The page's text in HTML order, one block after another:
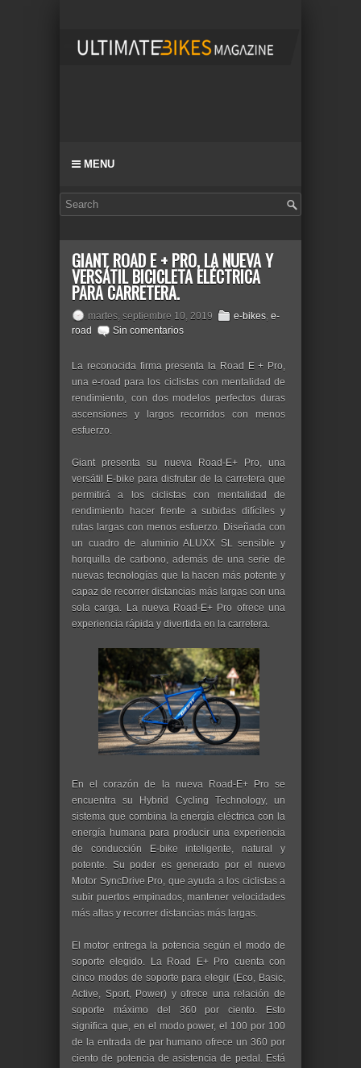
MENU
GIANT ROAD E + PRO, LA NUEVA Y
VERSÁTIL BICICLETA ELÉCTRICA
PARA CARRETERA.
martes, septiembre 10, 2019 e-bikes, e-
road
Sin comentarios
La reconocida firma presenta la Road E + Pro,
una e-road para los ciclistas con mentalidad de
rendimiento, con dos modelos perfectos duras
ascensiones y largos recorridos con menos
esfuerzo.
Giant presenta su nueva Road-E+ Pro, una
versátil E-bike para disfrutar de la carretera que
permitirá a los ciclistas con mentalidad de
rendimiento hacer frente a subidas difíciles y
rutas largas con menos esfuerzo. Diseñada con
un cuadro de aluminio ALUXX SL sensible y
horquilla de carbono, además de una serie de
nuevas tecnologías que la hacen más potente y
capaz de recorrer distancias más largas con una
sola carga. La nueva Road-E+ Pro ofrece una
experiencia rápida y divertida en la carretera.
En el corazón de la nueva Road-E+ Pro se
encuentra su Hybrid Cycling Technology, un
sistema que combina la energía eléctrica con la
energía humana para producir una experiencia
de conducción E-bike inteligente, natural y
potente. Su poder es generado por el nuevo
Motor SyncDrive Pro, que ayuda a los ciclistas a
subir puertos empinados, mantener velocidades
más altas y recorrer distancias más largas.
El motor entrega la potencia según el modo de
soporte elegido. La Road E+ Pro cuenta con
cinco modos de soporte para elegir (Eco, Basic,
Active, Sport, Power) y ofrece una relación de
soporte máximo del 360 por ciento. Esto
significa que, en el modo power, el 100 por 100
de la entrada de par humano ofrece un 360 por
ciento de potencia de asistencia de pedal. Está